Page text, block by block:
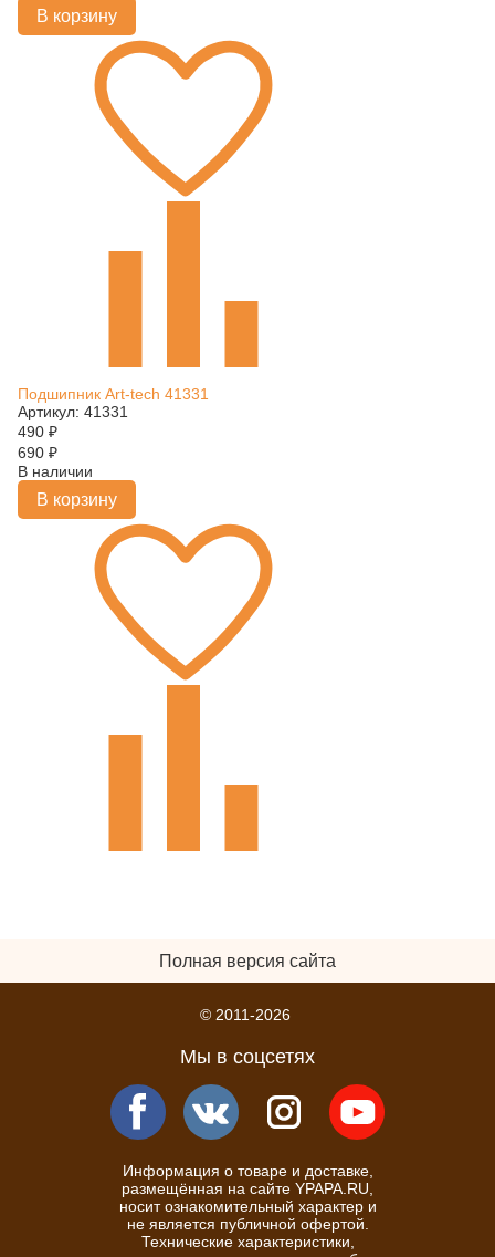
В корзину
Подшипник Art-tech 41331
Артикул: 41331
490 ₽
690 ₽
В наличии
В корзину
Полная версия сайта
© 2011-2026
Мы в соцсетях
Информация о товаре и доставке,
размещённая на сайте YPAPA.RU,
носит ознакомительный характер и
не является публичной офертой.
Технические характеристики,